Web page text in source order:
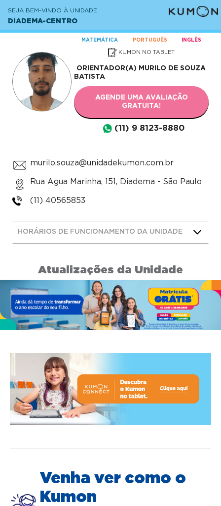
SEJA BEM-VINDO À UNIDADE
DIADEMA-CENTRO
MATEMÁTICA PORTUGUÊS INGLÊS
KUMON NO TABLET
ORIENTADOR(A) MURILO DE SOUZA
BATISTA
AGENDE UMA AVALIAÇÃO
GRATUITA!
(11) 9 8123-8880
murilo.souza@unidadekumon.com.br
Rua Agua Marinha, 151, Diadema - São Paulo
(11) 40565853
HORÁRIOS DE FUNCIONAMENTO DA UNIDADE
Atualizações da Unidade
Venha ver como o
Kumon